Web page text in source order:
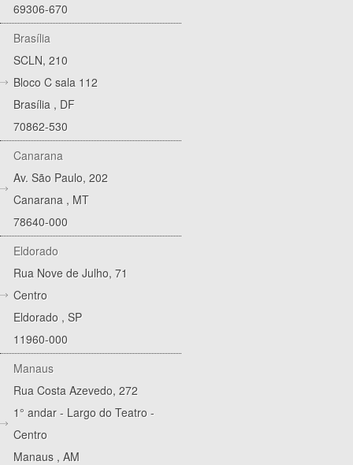
69306-670
Brasília
SCLN, 210
Bloco C sala 112
Brasília , DF
70862-530
Canarana
Av. São Paulo, 202
Canarana , MT
78640-000
Eldorado
Rua Nove de Julho, 71
Centro
Eldorado , SP
11960-000
Manaus
Rua Costa Azevedo, 272
1° andar - Largo do Teatro -
Centro
Manaus , AM